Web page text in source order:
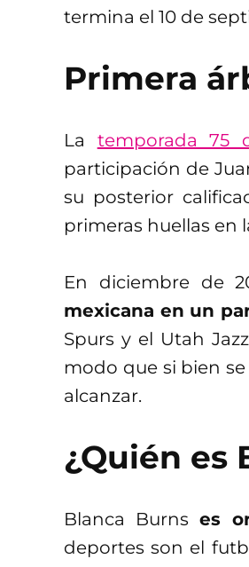
termina el 10 de
Primera
La temporada 75
participación de
su posterior
primeras huellas en
En diciembre de
mexicana en un
Spurs y el Utah
modo que si bien
alcanzar.
¿Quién es
Blanca Burns es
deportes son el